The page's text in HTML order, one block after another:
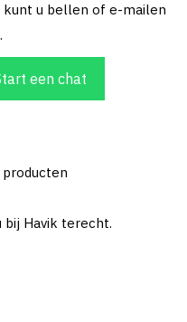
u bellen of e-mailen
een chat
bij Havik terecht.